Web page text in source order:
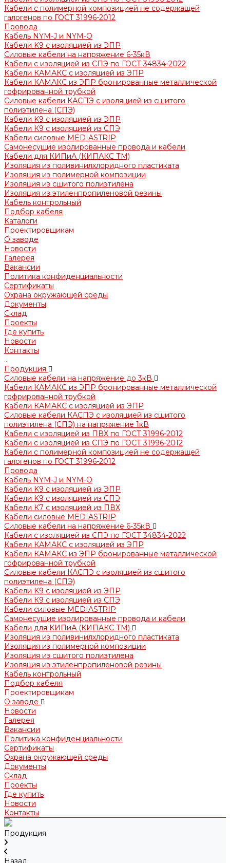
Кабели с полимерной композицией не содержащей
галогенов по ГОСТ 31996-2012
Провода
Кабель NYM-J и NYM-O
Кабели K9 с изоляцией из ЭПР
Силовые кабели на напряжение 6-35кВ
Кабели с изоляцией из СПЭ по ГОСТ 34834-2022
Кабели КАМАКС с изоляцией из ЭПР
Кабели КАМАКС из ЭПР бронированные металлической
гофрированной трубкой
Силовые кабели КАСПЭ с изоляцией из сшитого
полиэтилена (СПЭ)
Кабели K9 с изоляцией из ЭПР
Кабели К9 с изоляцией из СПЭ
Кабели силовые MEDIASTRIP
Самонесущие изолированные провода и кабели
Кабели для КИПиА (КИПАКС ТМ)
Изоляция из поливинилхлоридного пластиката
Изоляция из полимерной композиции
Изоляция из сшитого полиэтилена
Изоляция из этиленпропиленовой резины
Кабель контрольный
Подбор кабеля
Каталоги
Проектировщикам
О заводе
Новости
Галерея
Вакансии
Политика конфиденциальности
Сертификаты
Охрана окружающей среды
Документы
Склад
Проекты
Где купить
Новости
Контакты
...
Продукция
Силовые кабели на напряжение до 3кВ
Кабели КАМАКС из ЭПР бронированные металлической
гофрированной трубкой
Кабели КАМАКС с изоляцией из ЭПР
Силовые кабели КАСПЭ с изоляцией из сшитого
полиэтилена (СПЭ) на напряжение 1кВ
Кабели с изоляцией из ПВХ по ГОСТ 31996-2012
Кабели с изоляцией из СПЭ по ГОСТ 31996-2012
Кабели с полимерной композицией не содержащей
галогенов по ГОСТ 31996-2012
Провода
Кабель NYM-J и NYM-O
Кабели K9 с изоляцией из ЭПР
Кабели K9 с изоляцией из СПЭ
Кабели К7 с изоляцией из ПВХ
Кабели силовые MEDIASTRIP
Силовые кабели на напряжение 6-35кВ
Кабели с изоляцией из СПЭ по ГОСТ 34834-2022
Кабели КАМАКС с изоляцией из ЭПР
Кабели КАМАКС из ЭПР бронированные металлической
гофрированной трубкой
Силовые кабели КАСПЭ с изоляцией из сшитого
полиэтилена (СПЭ)
Кабели K9 с изоляцией из ЭПР
Кабели К9 с изоляцией из СПЭ
Кабели силовые MEDIASTRIP
Самонесущие изолированные провода и кабели
Кабели для КИПиА (КИПАКС ТМ)
Изоляция из поливинилхлоридного пластиката
Изоляция из полимерной композиции
Изоляция из сшитого полиэтилена
Изоляция из этиленпропиленовой резины
Кабель контрольный
Подбор кабеля
Проектировщикам
О заводе
Новости
Галерея
Вакансии
Политика конфиденциальности
Сертификаты
Охрана окружающей среды
Документы
Склад
Проекты
Где купить
Новости
Контакты
Продукция
Назад